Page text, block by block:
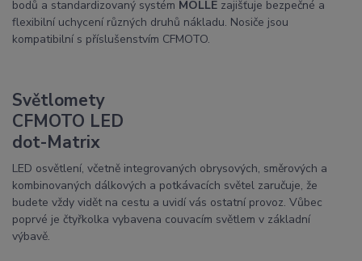
bodů a standardizovaný systém MOLLE zajišťuje bezpečné a
flexibilní uchycení různých druhů nákladu. Nosiče jsou
kompatibilní s příslušenstvím CFMOTO.
Světlomety
CFMOTO LED
dot-Matrix
LED osvětlení, včetně integrovaných obrysových, směrových a
kombinovaných dálkových a potkávacích světel zaručuje, že
budete vždy vidět na cestu a uvidí vás ostatní provoz. Vůbec
poprvé je čtyřkolka vybavena couvacím světlem v základní
výbavě.